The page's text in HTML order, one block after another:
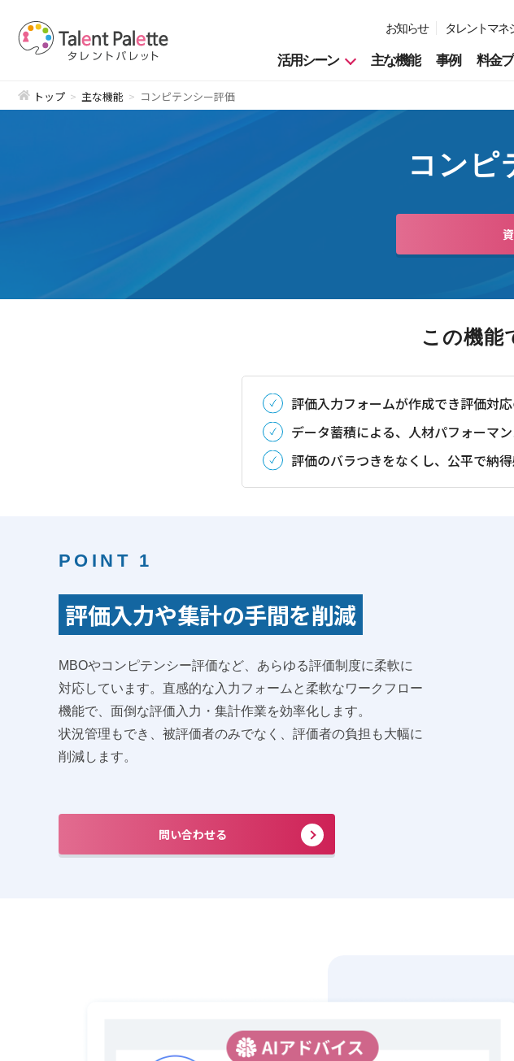
お知らせ タレントマネ
活用シーン 主な機能 事例 料金
トップ 主な機能 コンピテンシー評価
コンピ
この機能
評価入力フォームが作成でき評価対応
データ蓄積による、人材パフォーマン
評価のバラつきをなくし、公平で納
POINT 1
評価入力や集計の手間を削減
MBOやコンピテンシー評価など、あらゆる評価制度に柔軟に
対応しています。直感的な入力フォームと柔軟なワークフロー
機能で、面倒な評価入力・集計作業を効率化します。
状況管理もでき、被評価者のみでなく、評価者の負担も大幅に
削減します。
問い合わせる